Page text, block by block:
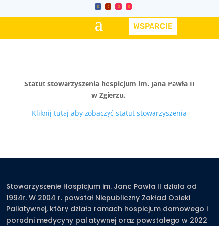
WSPARCIE
Statut stowarzyszenia hospicjum im. Jana Pawła II
w Zgierzu.
Kliknij tutaj aby zobaczyć statut stowarzyszenia
Stowarzyszenie Hospicjum im. Jana Pawła II działa od
1994r. W 2004 r. powstał Niepubliczny Zakład Opieki
Paliatywnej, który działa ramach hospicjum domowego i
poradni medycyny paliatywnej oraz powstałego w 2022